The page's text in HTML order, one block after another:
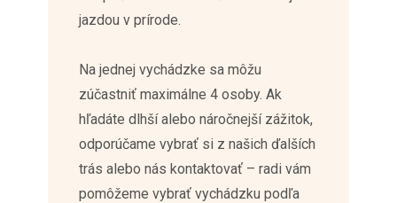
jazdou v prírode.
Na jednej vychádzke sa môžu
zúčastniť maximálne 4 osoby. Ak
hľadáte dlhší alebo náročnejší zážitok,
odporúčame vybrať si z našich ďalších
trás alebo nás kontaktovať – radi vám
pomôžeme vybrať vychádzku podľa